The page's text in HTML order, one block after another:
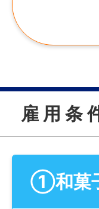
雇 用 条
①和菓